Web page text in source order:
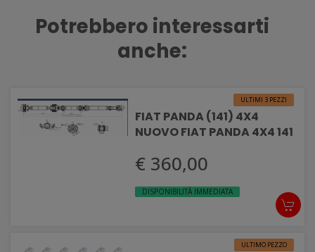
Potrebbero interessarti
anche:
ULTIMI 3 PEZZI
FIAT PANDA (141) 4X4
NUOVO FIAT PANDA 4X4 141
€ 360,00
DISPONIBILITÀ IMMEDIATA
ULTIMO PEZZO